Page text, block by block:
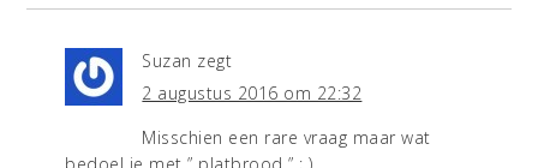
Suzan zegt
2 augustus 2016 om 22:32
Misschien een rare vraag maar wat